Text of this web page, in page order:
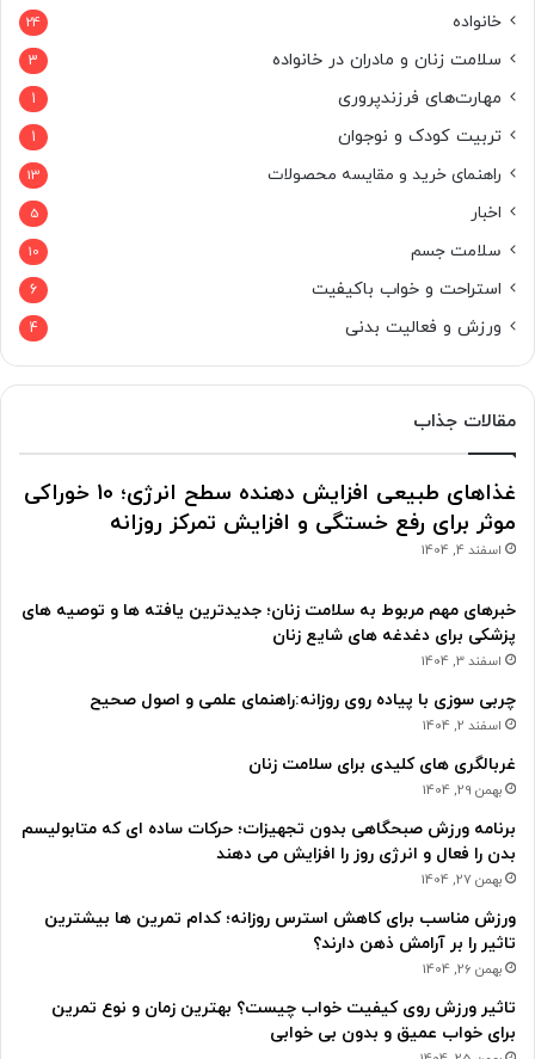
خانواده 24
سلامت زنان و مادران در خانواده 3
مهارت‌های فرزندپروری 1
تربیت کودک و نوجوان 1
راهنمای خرید و مقایسه محصولات 13
اخبار 5
سلامت جسم 10
استراحت و خواب باکیفیت 6
ورزش و فعالیت بدنی 4
مقالات جذاب
غذاهای طبیعی افزایش دهنده سطح انرژی؛ 10 خوراکی
موثر برای رفع خستگی و افزایش تمرکز روزانه
اسفند 4, 1404
خبرهای مهم مربوط به سلامت زنان؛ جدیدترین یافته ها و توصیه های
پزشکی برای دغدغه های شایع زنان
اسفند 3, 1404
چربی سوزی با پیاده روی روزانه:راهنمای علمی و اصول صحیح
اسفند 2, 1404
غربالگری های کلیدی برای سلامت زنان
بهمن 29, 1404
برنامه ورزش صبحگاهی بدون تجهیزات؛ حرکات ساده ای که متابولیسم
بدن را فعال و انرژی روز را افزایش می دهند
بهمن 27, 1404
ورزش مناسب برای کاهش استرس روزانه؛ کدام تمرین ها بیشترین
تاثیر را بر آرامش ذهن دارند؟
بهمن 26, 1404
تاثیر ورزش روی کیفیت خواب چیست؟ بهترین زمان و نوع تمرین
برای خواب عمیق و بدون بی خوابی